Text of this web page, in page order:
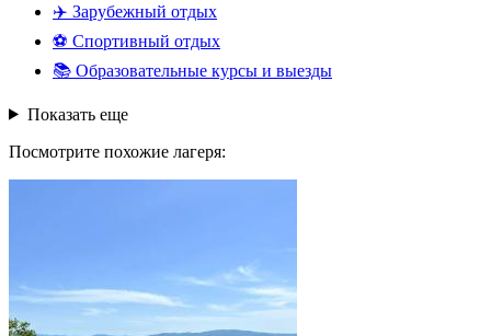
✈️ Зарубежный отдых
⚽ Спортивный отдых
📚 Образовательные курсы и выезды
Показать еще
Посмотрите похожие лагеря: